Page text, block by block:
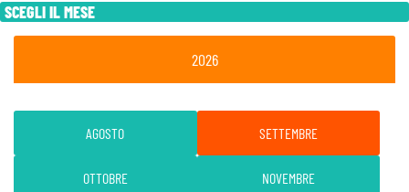
SCEGLI IL MESE
2026
AGOSTO SETTEMBRE
OTTOBRE NOVEMBRE